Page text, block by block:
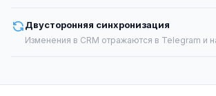
Двусторонняя синхронизация
Изменения в CRM отражаются в Telegram и